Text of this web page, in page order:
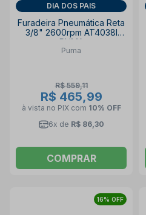
DIA DOS PAIS
Furadeira Pneumática Reta
3/8" 2600rpm AT4038I
PUMA
Puma
R$ 559,11
R$ 465,99
à vista no PIX com 10% OFF
6x de R$ 86,30
COMPRAR
16% OFF